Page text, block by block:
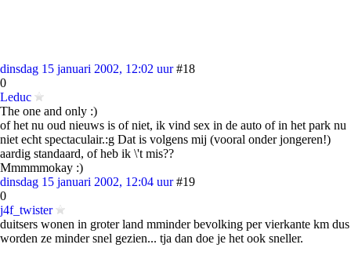
dinsdag 15 januari 2002, 12:02 uur #18
0
Leduc
The one and only :)
of het nu oud nieuws is of niet, ik vind sex in de auto of in het park nu
niet echt spectaculair.:g Dat is volgens mij (vooral onder jongeren!)
aardig standaard, of heb ik \'t mis??
Mmmmmokay :)
dinsdag 15 januari 2002, 12:04 uur #19
0
j4f_twister
duitsers wonen in groter land mminder bevolking per vierkante km dus
worden ze minder snel gezien... tja dan doe je het ook sneller.